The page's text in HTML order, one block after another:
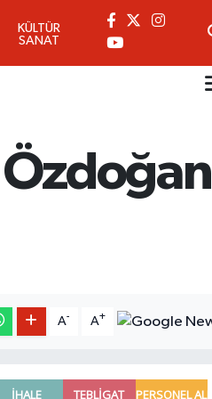
KÜLTÜR
SANAT
A- A+